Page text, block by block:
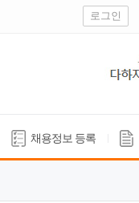
로그인
채용정보 등록